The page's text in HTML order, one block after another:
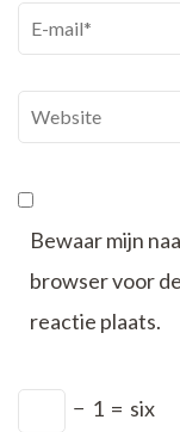
E-
mail*
Website
Bewaar mijn
browser voor
reactie plaats.
− 1 = six